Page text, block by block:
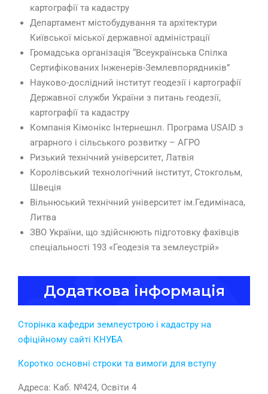
картографії та кадастру
Департамент містобудування та архітектури
Київської міської державної адміністрації
Громадська організація “Всеукраїнська Спілка
Сертифікованих Інженерів-Землевпорядників”
Науково-дослідний інститут геодезії і картографії
Державної служби України з питань геодезії,
картографії та кадастру
Компанія Кімонікс Інтернешнл. Програма USAID з
аграрного і сільського розвитку – АГРО
Ризький технічний університет, Латвія
Королівський технологічний інститут, Стокгольм,
Швеція
Вільнюський технічний університет ім.Гедимінаса,
Литва
ЗВО України, що здійснюють підготовку фахівців
спеціальності 193 «Геодезія та землеустрій»
Додаткова інформація
Сторінка кафедри землеустрою і кадастру на
офіційному сайті КНУБА
Коротко основні строки та вимоги для вступу
Адреса: Каб. №424, Освіти 4